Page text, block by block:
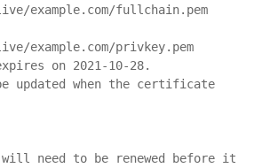
example.com/fullchain.pem
example.com/privkey.pem
on 2021-10-28.
updated when the certificate
need to be renewed before it